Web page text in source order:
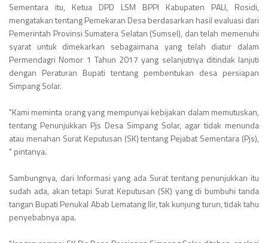
Sementara itu, Ketua DPD LSM BPPI Kabupaten PALI, Rosidi,
mengatakan tentang Pemekaran Desa berdasarkan hasil evaluasi dari
Pemerintah Provinsi Sumatera Selatan (Sumsel), dan telah memenuhi
syarat untuk dimekarkan sebagaimana yang telah diatur dalam
Permendagri Nomor 1 Tahun 2017 yang selanjutnya ditindak lanjuti
dengan Peraturan Bupati tentang pembentukan desa persiapan
Simpang Solar.
"Kami meminta orang yang mempunyai kebijakan dalam memutuskan,
tentang Penunjukkan Pjs Desa Simpang Solar, agar tidak menunda
atau menahan Surat Keputusan (SK) tentang Pejabat Sementara (Pjs),
" pintanya.
Sambungnya, dari Informasi yang ada Surat tentang penunjukkan itu
sudah ada, akan tetapi Surat Keputusan (SK) yang di bumbuhi tanda
tangan Bupati Penukal Abab Lematang Ilir, tak kunjung turun, tidak tahu
penyebabnya apa.